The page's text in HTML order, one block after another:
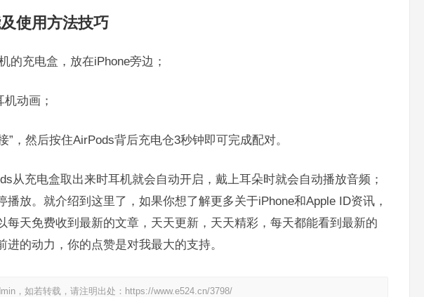
使用方法技巧
的充电盒，放在iPhone旁边；
动画；
”，然后按住AirPods背后充电仓3秒钟即可完成配对。
从充电盒取出来时耳机就会自动开启，戴上耳朵时就会自动播放音频；
播放。就介绍到这里了，如果你想了解更多关于iPhone和Apple ID资讯，
每天免费收到最新的文章，天天更新，天天精彩，每天都能看到最新的
的动力，你的点赞是对我最大的支持。
，如若转载，请注明出处： https://www.e524.cn/3798/